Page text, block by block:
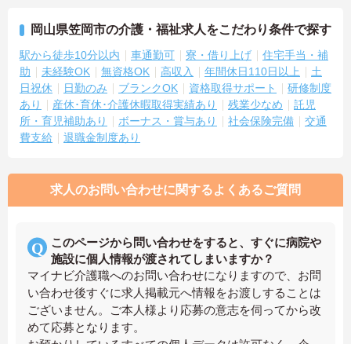
岡山県笠岡市の介護・福祉求人をこだわり条件で探す
駅から徒歩10分以内 車通勤可 寮・借り上げ
住宅手当・補
助
未経験OK 無資格OK 高収入 年間休日110日以上
土
日祝休
日勤のみ ブランクOK 資格取得サポート
研修制度
あり
産休･育休･介護休暇取得実績あり 残業少なめ
託児
所・育児補助あり
ボーナス・賞与あり 社会保険完備
交通
費支給
退職金制度あり
求人のお問い合わせに関するよくあるご質問
このページから問い合わせをすると、すぐに病院や
施設に個人情報が渡されてしまいますか？
マイナビ介護職へのお問い合わせになりますので、お問
い合わせ後すぐに求人掲載元へ情報をお渡しすることは
ございません。ご本人様より応募の意志を伺ってから改
めて応募となります。